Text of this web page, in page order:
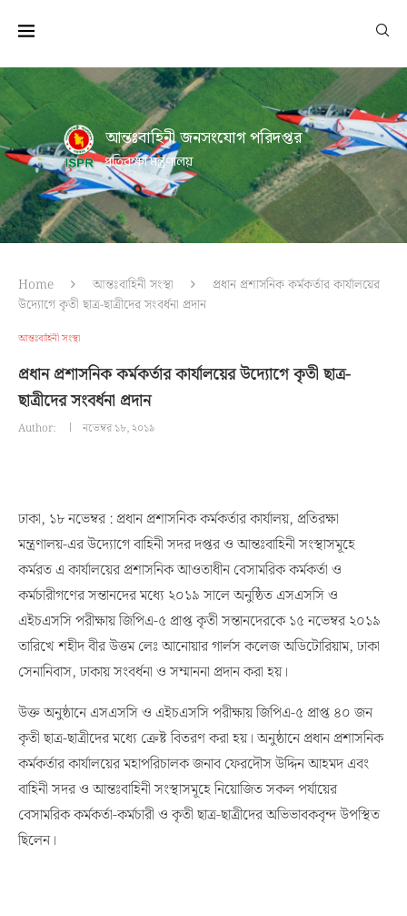
আন্তঃবাহিনী জনসংযোগ পরিদপ্তর
প্রতিরক্ষা মন্ত্রণালয়
Home আন্তঃবাহিনী সংস্থা
প্রধান প্রশাসনিক কর্মকর্তার কার্যালয়ের
উদ্যোগে কৃতী ছাত্র-ছাত্রীদের সংবর্ধনা প্রদান
আন্তঃবাহিনী সংস্থা
প্রধান প্রশাসনিক কর্মকর্তার কার্যালয়ের উদ্যোগে কৃতী ছাত্র-
ছাত্রীদের সংবর্ধনা প্রদান
Author: নভেম্বর ১৮, ২০১৯
ঢাকা, ১৮ নভেম্বর : প্রধান প্রশাসনিক কর্মকর্তার কার্যালয়, প্রতিরক্ষা
মন্ত্রণালয়-এর উদ্যোগে বাহিনী সদর দপ্তর ও আন্তঃবাহিনী সংস্থাসমূহে
কর্মরত এ কার্যালয়ের প্রশাসনিক আওতাধীন বেসামরিক কর্মকর্তা ও
কর্মচারীগণের সন্তানদের মধ্যে ২০১৯ সালে অনুষ্ঠিত এসএসসি ও
এইচএসসি পরীক্ষায় জিপিএ-৫ প্রাপ্ত কৃতী সন্তানদেরকে ১৫ নভেম্বর ২০১৯
তারিখে শহীদ বীর উত্তম লেঃ আনোয়ার গার্লস কলেজ অডিটোরিয়াম, ঢাকা
সেনানিবাস, ঢাকায় সংবর্ধনা ও সম্মাননা প্রদান করা হয়।
উক্ত অনুষ্ঠানে এসএসসি ও এইচএসসি পরীক্ষায় জিপিএ-৫ প্রাপ্ত ৪০ জন
কৃতী ছাত্র-ছাত্রীদের মধ্যে ক্রেষ্ট বিতরণ করা হয়। অনুষ্ঠানে প্রধান প্রশাসনিক
কর্মকর্তার কার্যালয়ের মহাপরিচালক জনাব ফেরদৌস উদ্দিন আহমদ এবং
বাহিনী সদর ও আন্তঃবাহিনী সংস্থাসমূহে নিয়োজিত সকল পর্যায়ের
বেসামরিক কর্মকর্তা-কর্মচারী ও কৃতী ছাত্র-ছাত্রীদের অভিভাবকবৃন্দ উপস্থিত
ছিলেন।